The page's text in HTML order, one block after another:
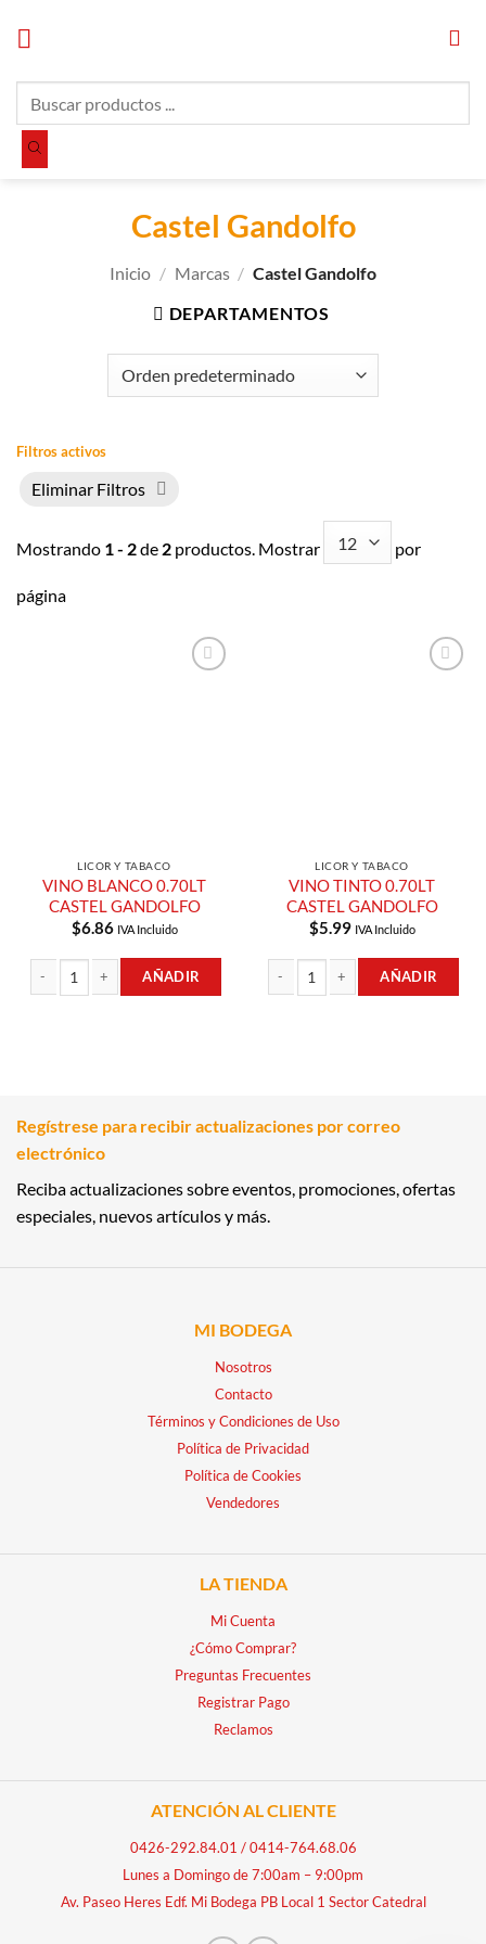
productos
Castel Gandolfo
Inicio / Marcas / Castel Gandolfo
DEPARTAMENTOS
Filtros activos
Eliminar Filtros
Mostrando 1 - 2de 2 productos. Mostrar por
página
LICOR Y TABACO
VINO BLANCO 0.70LT
CASTEL GANDOLFO
$6.86 IVA Incluido
AÑADIR
LICOR Y TABACO
VINO TINTO 0.70LT
CASTEL GANDOLFO
$5.99 IVA Incluido
AÑADIR
Regístrese para recibir actualizaciones por correo
electrónico
Reciba actualizaciones sobre eventos, promociones, ofertas
especiales, nuevos artículos y más.
MI BODEGA
Nosotros
Contacto
Términos y Condiciones de Uso
Política de Privacidad
Política de Cookies
Vendedores
LA TIENDA
Mi Cuenta
¿Cómo Comprar?
Preguntas Frecuentes
Registrar Pago
Reclamos
ATENCIÓN AL CLIENTE
0426-292.84.01 /0414-764.68.06
Lunes a Domingo de 7:00am – 9:00pm
Av. Paseo Heres Edf. Mi Bodega PB Local 1 Sector Catedral